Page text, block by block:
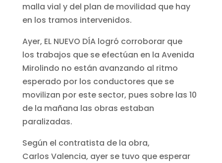
malla vial y del plan de movilidad que hay
en los tramos intervenidos.
Ayer, EL NUEVO DÍA logró corroborar que
los trabajos que se efectúan en la Avenida
Mirolindo no están avanzando al ritmo
esperado por los conductores que se
movilizan por este sector, pues sobre las 10
de la mañana las obras estaban
paralizadas.
Según el contratista de la obra,
Carlos Valencia, ayer se tuvo que esperar